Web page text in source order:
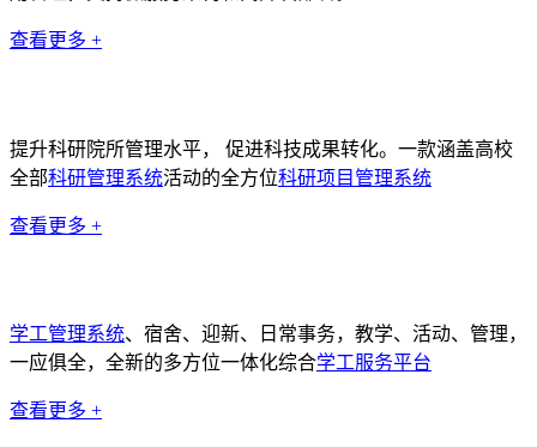
查看更多 +
提升科研院所管理水平， 促进科技成果转化。一款涵盖高校
全部科研管理系统活动的全方位科研项目管理系统
查看更多 +
学工管理系统、宿舍、迎新、日常事务，教学、活动、管理，
一应俱全，全新的多方位一体化综合学工服务平台
查看更多 +